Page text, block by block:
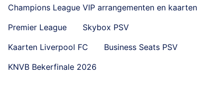
Champions League VIP arrangementen en kaarten
Premier League
Skybox PSV
Kaarten Liverpool FC
Business Seats PSV
KNVB Bekerfinale 2026